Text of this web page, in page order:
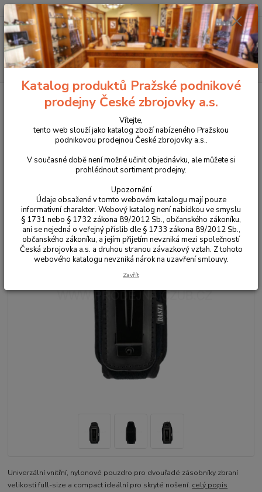
Menu
Hledat
+420 225 375 800
Pouzdra, kufry na zbraně a batohy
Látková pouzdra
Zásobníková pouzdra
Zásobníkové pouzdro DASTA vnitřní model 965
Zásobníkové pouzdro DASTA
vnitřní model 965
Univerzální vnitřní, nylonové pouzdro pro dvouřadé zásobníky zbraní
velikosti full-size a compact ideální pro skryté nošení. celý popis
Katalog produktů Pražské podnikové
prodejny České zbrojovky a.s.
Vítejte,
tento web slouží jako katalog zboží nabízeného Pražskou
podnikovou prodejnou České zbrojovky a.s..
V současné době není možné učinit objednávku, ale můžete si
prohlédnout sortiment prodejny.
Upozornění
Údaje obsažené v tomto webovém katalogu mají pouze
informativní charakter. Webový katalog není nabídkou ve smyslu
§ 1731 nebo § 1732 zákona 89/2012 Sb., občanského zákoníku,
ani se nejedná o veřejný příslib dle § 1733 zákona 89/2012 Sb.,
občanského zákoníku, a jejím přijetím nevzniká mezi společností
Česká zbrojovka a.s. a druhou stranou závazkový vztah. Z tohoto
webového katalogu nevzniká nárok na uzavření smlouvy.
Zavřít